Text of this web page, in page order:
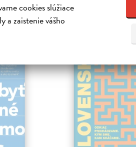
cookies slúžiace
a zaistenie vášho
vkusom si kúpili aj: